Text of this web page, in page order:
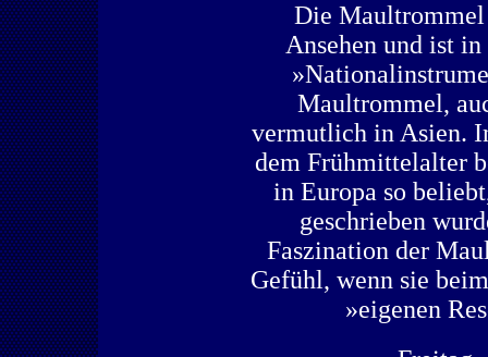
Die
Ansehen und ist
Maultrommel,
vermutlich in Asien.
dem Frühmittelalter
in Europa so
geschrieben
Faszination der
Gefühl, wenn sie
»eigenen